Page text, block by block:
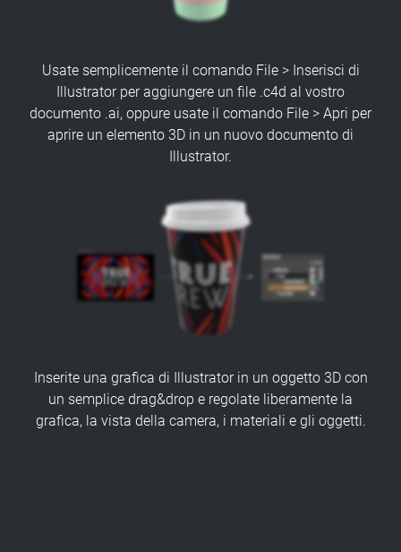
Usate semplicemente il comando File > Inserisci di
Illustrator per aggiungere un file .c4d al vostro
documento .ai, oppure usate il comando File > Apri per
aprire un elemento 3D in un nuovo documento di
Illustrator.
Inserite una grafica di Illustrator in un oggetto 3D con
un semplice drag&drop e regolate liberamente la
grafica, la vista della camera, i materiali e gli oggetti.